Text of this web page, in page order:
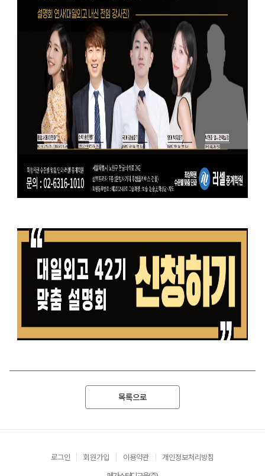
목록으로
로그인 회원가입 이용약관 개인정보처리방침